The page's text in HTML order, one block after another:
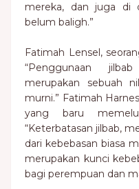
mereka, dan juga di
belum baligh.”
Fatimah Lensel,
“Penggunaan
merupakan sebuah
murni.” Fatimah
yang baru
“Keterbatasan jilbab,
dari kebebasan biasa
merupakan kunci
bagi perempuan dan